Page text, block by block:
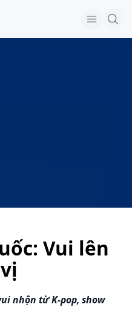
Vui lên
nhộn từ K-pop, show